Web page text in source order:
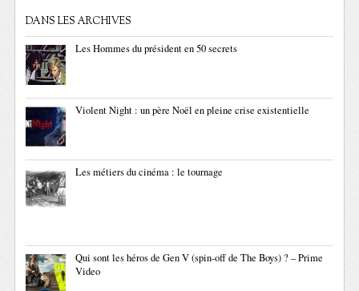
DANS LES ARCHIVES
Les Hommes du président en 50 secrets
Violent Night : un père Noël en pleine crise existentielle
Les métiers du cinéma : le tournage
Qui sont les héros de Gen V (spin-off de The Boys) ? – Prime
Video